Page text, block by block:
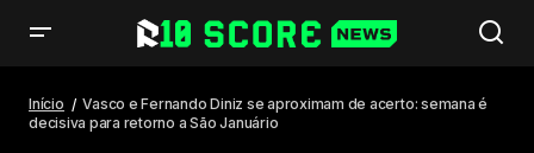
retorno a São Januário
Início
Vasco e Fernando Diniz se aproximam de acerto: semana é
decisiva para retorno a São Januário